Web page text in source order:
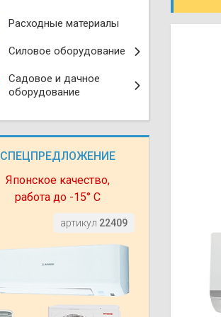
Расходные материалы
Силовое оборудование
Садовое и дачное
оборудование
СПЕЦПРЕДЛОЖЕНИЕ
Японское качество,
работа до -15° С
артикул 22409
VRF
Компрессорно-
Чиллеры
Сушилки для рук
Бензотриммеры
Газонокосилки
Газонокосилки
Измельчители